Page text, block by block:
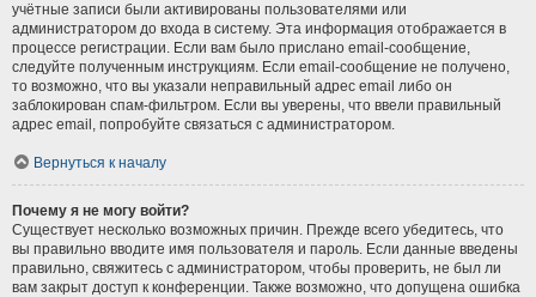
учётные записи были активированы пользователями или
администратором до входа в систему. Эта информация отображается в
процессе регистрации. Если вам было прислано email-сообщение,
следуйте полученным инструкциям. Если email-сообщение не получено,
то возможно, что вы указали неправильный адрес email либо он
заблокирован спам-фильтром. Если вы уверены, что ввели правильный
адрес email, попробуйте связаться с администратором.
Вернуться к началу
Почему я не могу войти?
Существует несколько возможных причин. Прежде всего убедитесь, что
вы правильно вводите имя пользователя и пароль. Если данные введены
правильно, свяжитесь с администратором, чтобы проверить, не был ли
вам закрыт доступ к конференции. Также возможно, что допущена ошибка